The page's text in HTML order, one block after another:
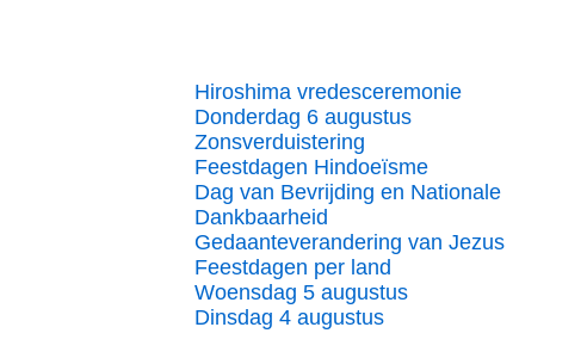
Hiroshima vredesceremonie
Donderdag 6 augustus
Zonsverduistering
Feestdagen Hindoeïsme
Dag van Bevrijding en Nationale
Dankbaarheid
Gedaanteverandering van Jezus
Feestdagen per land
Woensdag 5 augustus
Dinsdag 4 augustus